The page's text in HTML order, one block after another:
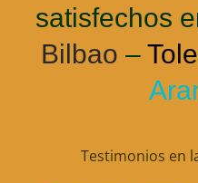
satisfechos
Bilbao –
Testimonios en